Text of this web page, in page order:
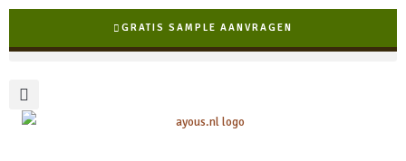
Ga
de
GRATIS SAMPLE AANVRAGEN